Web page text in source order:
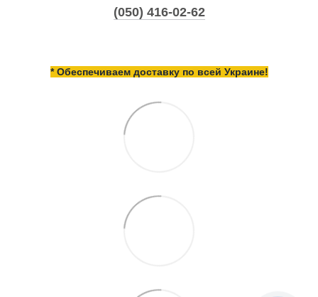
(050) 416-02-62
* Обеспечиваем доставку по всей Украине!